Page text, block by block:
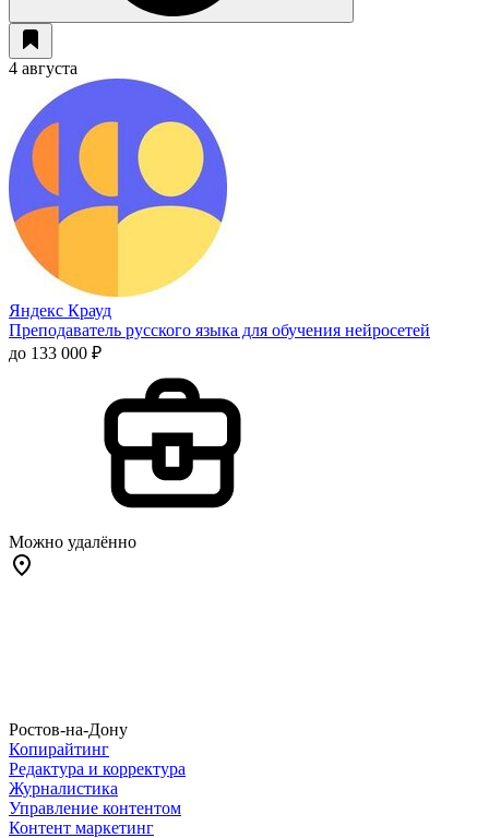
4 августа
Яндекс Крауд
Преподаватель русского языка для обучения нейросетей
до 133 000 ₽
Можно удалённо
Ростов-на-Дону
Копирайтинг
Редактура и корректура
Журналистика
Управление контентом
Контент маркетинг